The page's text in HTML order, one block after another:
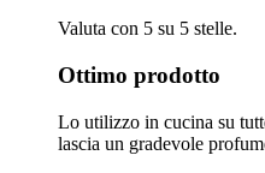
Valuta con 5 su 5 stelle.
Ottimo prodotto
Lo utilizzo in cucina su
lascia un gradevole